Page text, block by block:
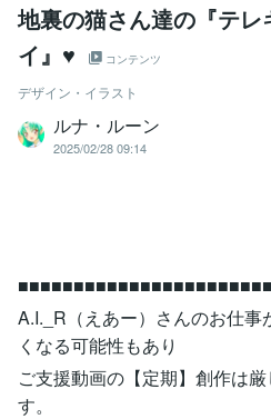
地裏の猫さん達の『テ
イ』♥
コンテンツ
デザイン・イラスト
ルナ・ルーン
2025/02/28 09:14
A.I._R（えあー）さんのお仕事
くなる可能性もあり
ご支援動画の【定期】創作は
す。